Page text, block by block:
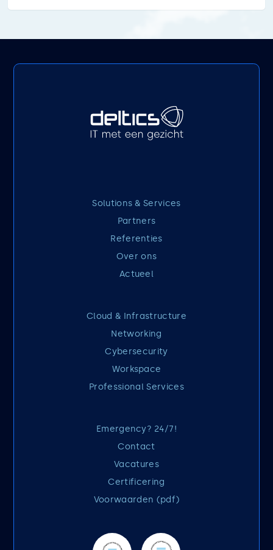
Solutions & Services
Partners
Referenties
Over ons
Actueel
Cloud & Infrastructure
Networking
Cybersecurity
Workspace
Professional Services
Emergency? 24/7!
Contact
Vacatures
Certificering
Voorwaarden (pdf)